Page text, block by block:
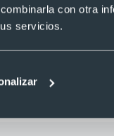
con otra
servicios.